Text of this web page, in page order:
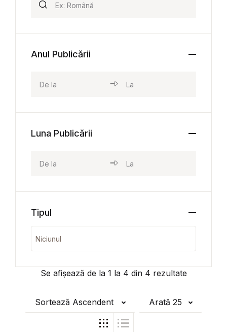
Se afișează de la 1 la 4 din 4 rezultate
Sortează Ascendent Arată 25
Anul Publicării
Luna Publicării
Tipul